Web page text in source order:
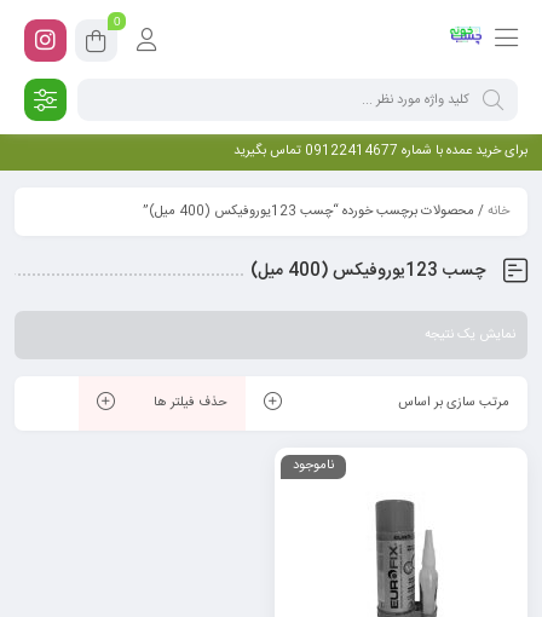
0
برای خرید عمده با شماره 09122414677 تماس بگیرید
خانه/ محصولات برچسب خورده “چسب 123یوروفیکس (400 میل)”
چسب 123یوروفیکس (400 میل)
نمایش یک نتیجه
مرتب سازی بر اساس حذف فیلتر ها
ناموجود